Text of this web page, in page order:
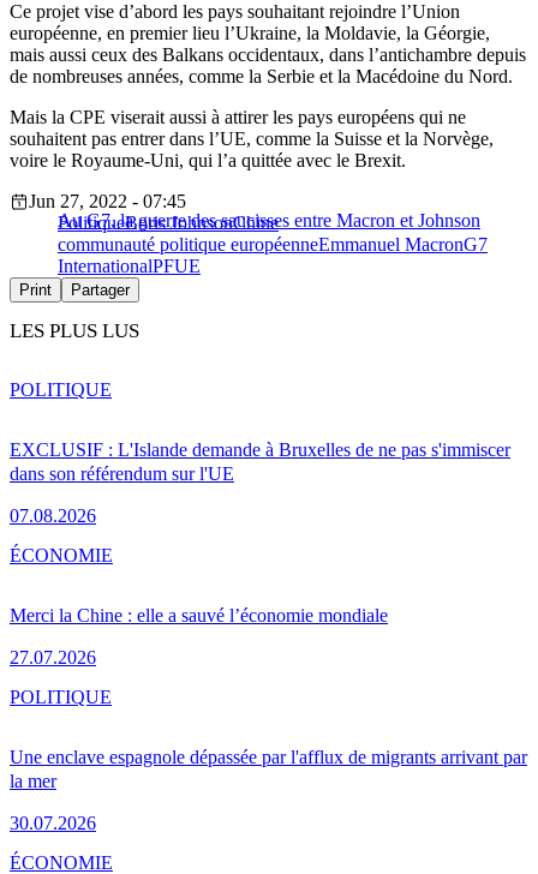
Ce projet vise d’abord les pays souhaitant rejoindre l’Union
européenne, en premier lieu l’Ukraine, la Moldavie, la Géorgie,
mais aussi ceux des Balkans occidentaux, dans l’antichambre depuis
de nombreuses années, comme la Serbie et la Macédoine du Nord.
Mais la CPE viserait aussi à attirer les pays européens qui ne
souhaitent pas entrer dans l’UE, comme la Suisse et la Norvège,
voire le Royaume-Uni, qui l’a quittée avec le Brexit.
Au G7, la guerre des saucisses entre Macron et Johnson
Jun 27, 2022 - 07:45
PolitiqueBoris JohnsonChine
communauté politique européenneEmmanuel MacronG7
InternationalPFUE
Print Partager
LES PLUS LUS
EXCLUSIF : L'Islande demande à Bruxelles de ne pas s'immiscer
dans son référendum sur l'UE
07.08.2026
POLITIQUE
Merci la Chine : elle a sauvé l’économie mondiale
27.07.2026
ÉCONOMIE
Une enclave espagnole dépassée par l'afflux de migrants arrivant par
la mer
30.07.2026
POLITIQUE
ÉCONOMIE